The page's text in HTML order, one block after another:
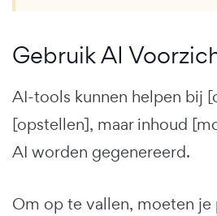
Gebruik AI
AI-tools kunnen helpen bij
[opstellen], maar inhoud
AI worden gegenereerd.
Om op te vallen, moeten je